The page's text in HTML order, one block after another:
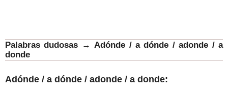
Palabras dudosas → Adónde / a dónde / adonde / a
donde
Adónde / a dónde / adonde / a donde: